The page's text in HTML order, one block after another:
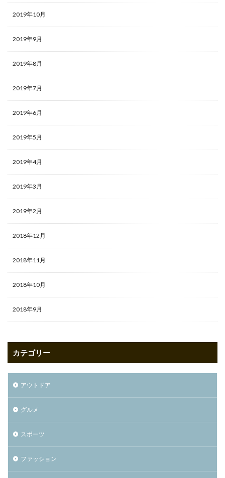
2019年10月
2019年9月
2019年8月
2019年7月
2019年6月
2019年5月
2019年4月
2019年3月
2019年2月
2018年12月
2018年11月
2018年10月
2018年9月
カテゴリー
アウトドア
グルメ
スポーツ
ファッション